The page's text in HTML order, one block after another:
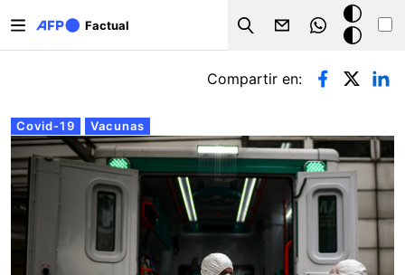
Factual
Search
Modo
oscuro
Solapas principales
Covid-19 Vacunas
Compartir en: